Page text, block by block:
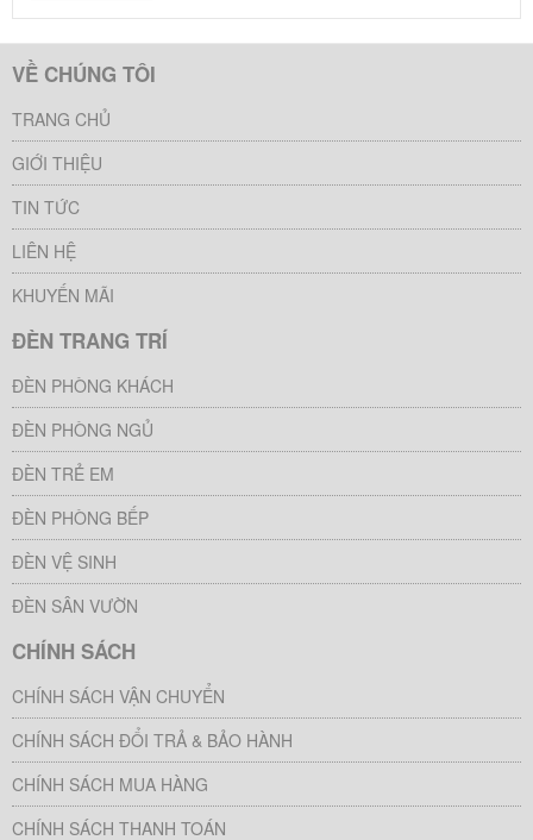
VỀ CHÚNG TÔI
TRANG CHỦ
GIỚI THIỆU
TIN TỨC
LIÊN HỆ
KHUYẾN MÃI
ĐÈN TRANG TRÍ
ĐÈN PHÒNG KHÁCH
ĐÈN PHÒNG NGỦ
ĐÈN TRẺ EM
ĐÈN PHÒNG BẾP
ĐÈN VỆ SINH
ĐÈN SÂN VƯỜN
CHÍNH SÁCH
CHÍNH SÁCH VẬN CHUYỂN
CHÍNH SÁCH ĐỔI TRẢ & BẢO HÀNH
CHÍNH SÁCH MUA HÀNG
CHÍNH SÁCH THANH TOÁN